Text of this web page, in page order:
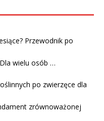
Przewodnik po
wielu osób …
po zwierzęce dla
zrównoważonej